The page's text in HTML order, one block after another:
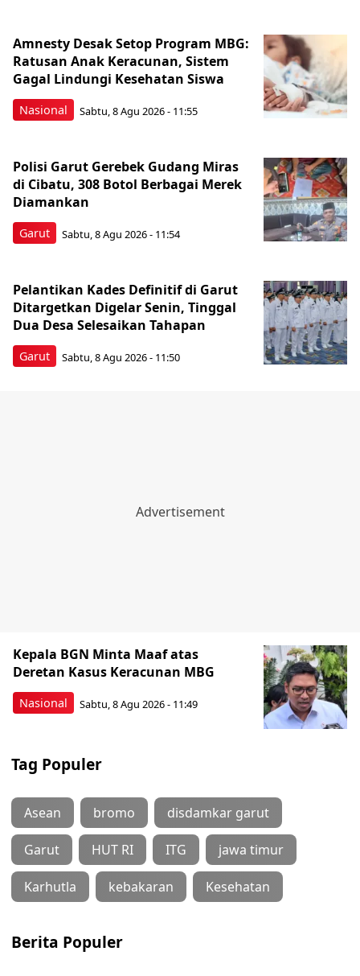
Nasional
Amnesty Desak Setop Program MBG:
Ratusan Anak Keracunan, Sistem
Gagal Lindungi Kesehatan Siswa
Sabtu, 8 Agu 2026 - 11:55
Garut
Polisi Garut Gerebek Gudang Miras
di Cibatu, 308 Botol Berbagai Merek
Diamankan
Sabtu, 8 Agu 2026 - 11:54
Garut
Pelantikan Kades Definitif di Garut
Ditargetkan Digelar Senin, Tinggal
Dua Desa Selesaikan Tahapan
Sabtu, 8 Agu 2026 - 11:50
Nasional
Kepala BGN Minta Maaf atas
Deretan Kasus Keracunan MBG
Sabtu, 8 Agu 2026 - 11:49
Tag Populer
Asean bromo disdamkar garut
Garut HUT RI ITG jawa timur
Karhutla kebakaran Kesehatan
Berita Populer